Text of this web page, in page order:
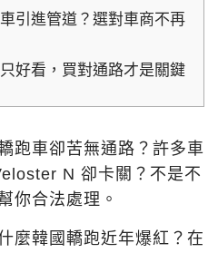
引進管道？選對車商不再
好看，買對通路才是關鍵
跑車卻苦無通路？許多車
N 卻卡關？不是不
你合法處理。
麼韓國轎跑近年爆紅？在